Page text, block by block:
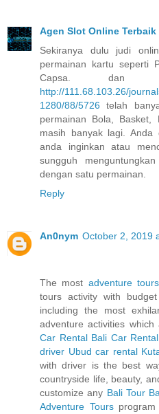
Agen Slot Online Terbaik
Sekiranya dulu judi
permainan kartu seperti
Capsa. dan
http://111.68.103.26/
1280/88/5726 telah
permainan Bola, Basket,
masih banyak lagi. Anda
anda inginkan atau
sungguh
dengan satu permainan.
Reply
An0nym October 2, 2019
The most adventure
tours activity with
including the most
adventure activities which
Car Rental Bali Car
driver Ubud car rental
with driver is the best
countryside life, beauty,
customize any Bali Tour
Adventure Toursprogram